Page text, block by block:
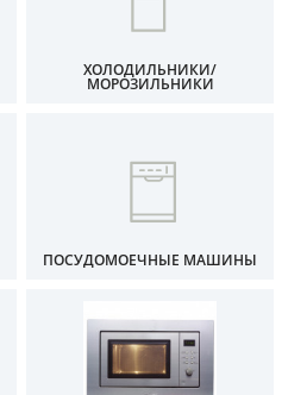
ХОЛОДИЛЬНИКИ/
МОРОЗИЛЬНИКИ
ПОСУДОМОЕЧНЫЕ МАШИНЫ